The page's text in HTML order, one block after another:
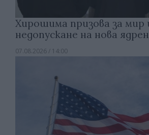
Хирошима призова за мир
недопускане на нова
07.08.2026 / 14:00